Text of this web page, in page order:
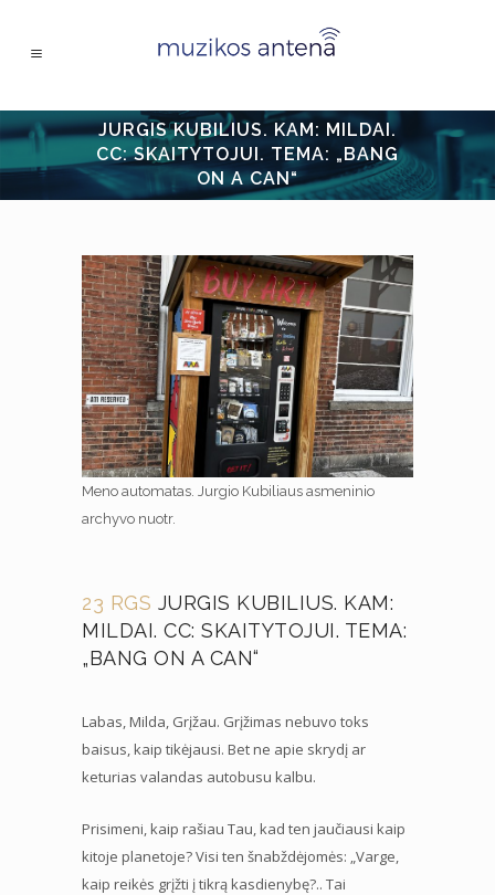
JURGIS KUBILIUS. KAM: MILDAI.
CC: SKAITYTOJUI. TEMA: „BANG
ON A CAN“
Meno automatas. Jurgio Kubiliaus asmeninio
archyvo nuotr.
23 RGS JURGIS KUBILIUS. KAM:
MILDAI. CC: SKAITYTOJUI. TEMA:
„BANG ON A CAN“
Labas, Milda, Grįžau. Grįžimas nebuvo toks
baisus, kaip tikėjausi. Bet ne apie skrydį ar
keturias valandas autobusu kalbu.
Prisimeni, kaip rašiau Tau, kad ten jaučiausi kaip
kitoje planetoje? Visi ten šnabždėjomės: „Varge,
kaip reikės grįžti į tikrą kasdienybę?.. Tai